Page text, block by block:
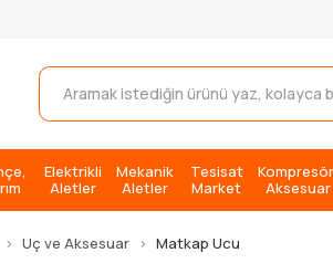
Elektrikli
Aletler
Mekanik
Aletler
Tesisat
Market
Aksesuar
Uç ve Aksesuar Matkap Ucu